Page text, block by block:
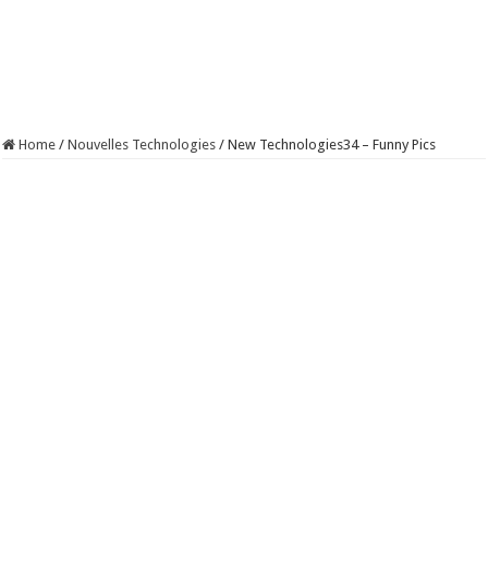
Home / Nouvelles Technologies / New Technologies34 – Funny Pics